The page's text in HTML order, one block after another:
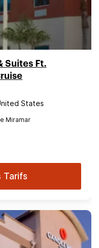
Suites Ft.
States
Miramar
Tarifs